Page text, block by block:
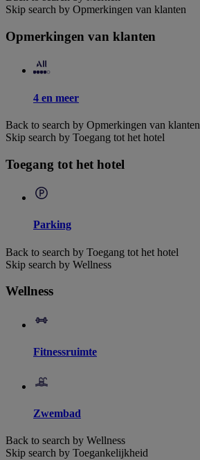
Skip search by Opmerkingen van klanten
Opmerkingen van klanten
4 en meer
Back to search by Opmerkingen van klanten
Skip search by Toegang tot het hotel
Toegang tot het hotel
Parking
Back to search by Toegang tot het hotel
Skip search by Wellness
Wellness
Fitnessruimte
Zwembad
Back to search by Wellness
Skip search by Toegankelijkheid